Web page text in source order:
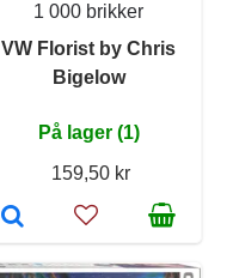
1 000 brikker
VW Florist by Chris
Bigelow
På lager (1)
159,50 kr